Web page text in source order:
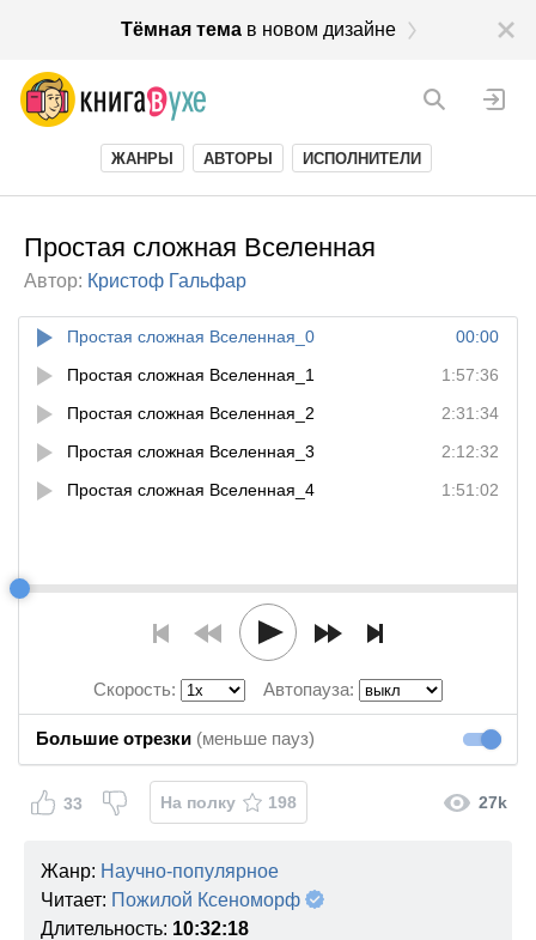
Тёмная темав новом дизайне
ЖАНРЫ АВТОРЫ ИСПОЛНИТЕЛИ
Простая сложная Вселенная
Автор: Кристоф Гальфар
00:00
Простая сложная Вселенная_0
1:57:36
Простая сложная Вселенная_1
2:31:34
Простая сложная Вселенная_2
2:12:32
Простая сложная Вселенная_3
1:51:02
Простая сложная Вселенная_4
Скорость: Автопауза:
Большие отрезки (меньше пауз)
33 На полку 198 27k
Жанр: Научно-популярное
Читает: Пожилой Ксеноморф
Длительность: 10:32:18